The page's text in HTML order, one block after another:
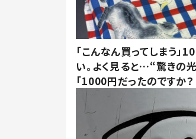
「こんなん買ってしまう
い。よく見ると…“驚きの
「1000円だったのですか？